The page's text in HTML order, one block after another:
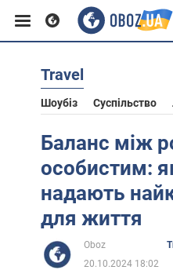
Європа
США
Африка
Travel
Шоубіз Суспільство
Баланс між
особистим:
надають
для життя
Oboz
20.10.2024 18:02